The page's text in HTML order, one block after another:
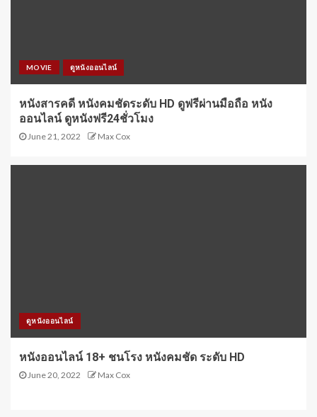
MOVIE ดูหนังออนไลน์
หนังสารคดี หนังคมชัดระดับ HD ดูฟรีผ่านมือถือ หนัง
ออนไลน์ ดูหนังฟรี24ชั่วโมง
June 21, 2022 Max Cox
ดูหนังออนไลน์
หนังออนไลน์ 18+ ชนโรง หนังคมชัด ระดับ HD
June 20, 2022 Max Cox